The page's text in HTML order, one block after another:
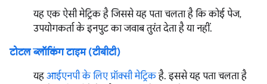
यह एक ऐसी मेट्रिक है जिससे यह पता चलता है कि कोई पेज,
उपयोगकर्ता के इनपुट का जवाब तुरंत देता है या नहीं.
टोटल ब्लॉकिंग टाइम (टीबीटी)
यह आईएनपी के लिए प्रॉक्सी मेट्रिकहै. इससे यह पता चलता है